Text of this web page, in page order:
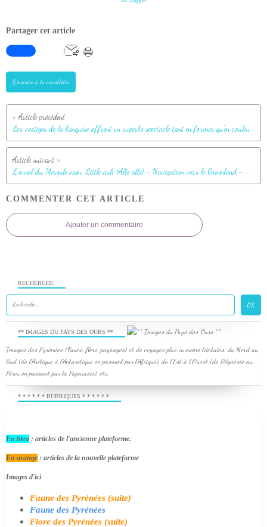
Partager cet article
S'inscrire à la newsletter
Les vestiges de la banquise offrent un superbe spectacle tant en formes qu'en couleurs - Mer de Baffin
L'envol du Mergule nain, Little auk (Alle alle) - Navigation vers le Groenland - Mer de Baffin
COMMENTER CET ARTICLE
Ajouter un commentaire
RECHERCHE
** IMAGES DU PAYS DES OURS **
Images des Pyrénées (Faune, flore, paysages) et de voyages plus ou moins lointains, du Nord au
Sud (de l'Arctique à l'Antarctique en passant par l'Afrique), de l'Est à l'Ouest (de Polynésie au
Pérou en passant par la Papouasie), etc.
* * * * * * RUBRIQUES * * * * * *
En bleu : articles de l'ancienne plateforme.
En orange : articles de la nouvelle plateforme
Images d'ici
Faune des Pyrénées (suite)
Faune des Pyrénées
Flore des Pyrénées (suite)